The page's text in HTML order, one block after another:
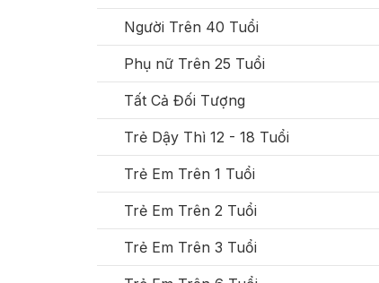
Người Trên 40 Tuổi
Phụ nữ Trên 25 Tuổi
Tất Cả Đối Tượng
Trẻ Dậy Thì 12 - 18 Tuổi
Trẻ Em Trên 1 Tuổi
Trẻ Em Trên 2 Tuổi
Trẻ Em Trên 3 Tuổi